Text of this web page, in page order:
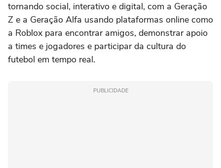
tornando social, interativo e digital, com a Geração
Z e a Geração Alfa usando plataformas online como
a Roblox para encontrar amigos, demonstrar apoio
a times e jogadores e participar da cultura do
futebol em tempo real.
PUBLICIDADE